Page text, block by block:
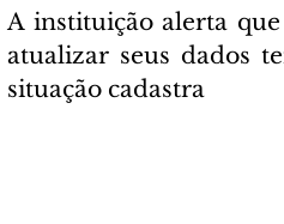
A instituição alerta
atualizar seus dados
situação cadastra